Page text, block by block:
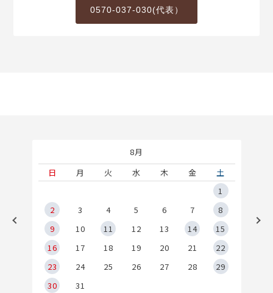
0570-037-030(代表）
8月
日
月 火 水 木 金
土
1
2
3 4 5 6 7
8
9
10 11 12 13 14
15
16
17 18 19 20 21
22
23
24 25 26 27 28
29
30
31